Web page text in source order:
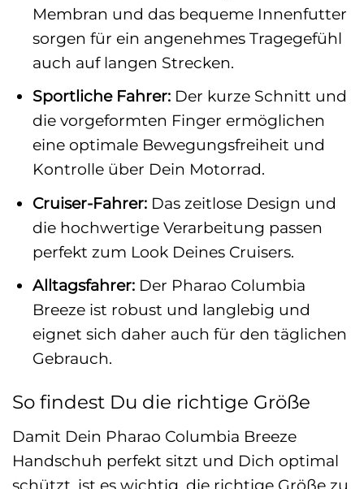
Membran und das bequeme Innenfutter
sorgen für ein angenehmes Tragegefühl
auch auf langen Strecken.
Sportliche Fahrer:Der kurze Schnitt und
die vorgeformten Finger ermöglichen
eine optimale Bewegungsfreiheit und
Kontrolle über Dein Motorrad.
Cruiser-Fahrer:Das zeitlose Design und
die hochwertige Verarbeitung passen
perfekt zum Look Deines Cruisers.
Alltagsfahrer:Der Pharao Columbia
Breeze ist robust und langlebig und
eignet sich daher auch für den täglichen
Gebrauch.
So findest Du die richtige Größe
Damit Dein Pharao Columbia Breeze
Handschuh perfekt sitzt und Dich optimal
schützt, ist es wichtig, die richtige Größe zu